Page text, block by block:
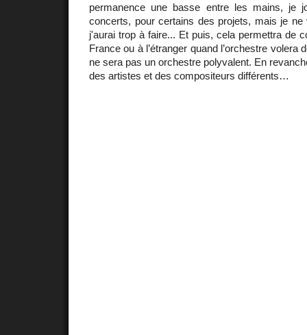
permanence une basse entre les mains, je
concerts, pour certains des projets, mais je
j'aurai trop à faire... Et puis, cela permettra de
France ou à l’étranger quand l’orchestre volera
ne sera pas un orchestre polyvalent. En
des artistes et des compositeurs différents…